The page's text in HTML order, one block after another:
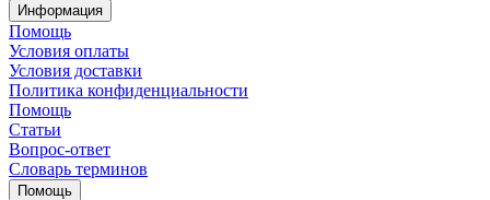
Информация
Помощь
Условия оплаты
Условия доставки
Политика конфиденциальности
Помощь
Статьи
Вопрос-ответ
Словарь терминов
Помощь